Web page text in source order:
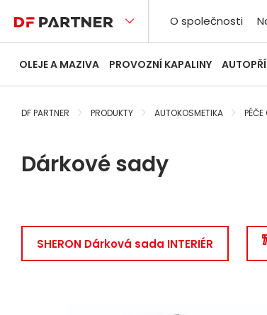
O společnosti
OLEJE A MAZIVA PROVOZNÍ KAPALINY
DF PARTNER PRODUKTY AUTOKOSMETIKA PÉČE
Dárkové sady
SHERON Dárková sada INTERIÉR